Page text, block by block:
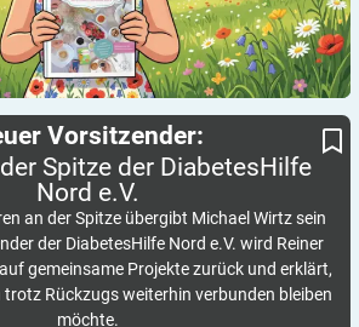
Neuer Vorsitzender:
Spitze der DiabetesHilfe Nord e.V.
Vorsitzender:
Spitze der DiabetesHilfe
Nord e.V.
an der Spitze übergibt Michael Wirtz sein
der DiabetesHilfe Nord e.V. wird Reiner
gemeinsame Projekte zurück und erklärt,
trotz Rückzugs weiterhin verbunden bleiben
möchte.